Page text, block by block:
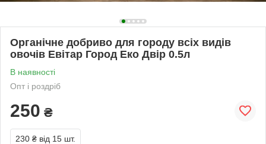
Органічне добриво для городу всіх видів
овочів Евітар Город Еко Двір 0.5л
В наявності
Опт і роздріб
250 ₴
230 ₴ від 15 шт.